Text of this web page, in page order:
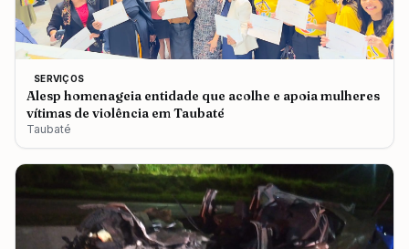
SERVIÇOS
Alesp homenageia entidade que acolhe e apoia mulheres
vítimas de violência em Taubaté
Taubaté